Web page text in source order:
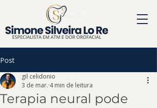
Especialista em ATM
e Dor Orofacial em
Osasco
Post
Terapia neural pode
gil celidonio
3 de mar. 4 min de leitura